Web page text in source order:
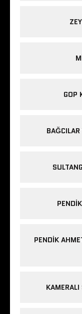
GOP
PENDIK